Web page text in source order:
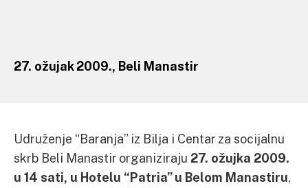
27. ožujak 2009., Beli Manastir
Udruženje “Baranja” iz Bilja i Centar za socijalnu
skrb Beli Manastir organiziraju 27. ožujka 2009.
u 14 sati, u Hotelu “Patria” u Belom Manastiru,